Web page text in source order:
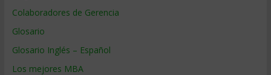
Colaboradores de Gerencia
Glosario
Glosario Inglés – Español
Los mejores MBA